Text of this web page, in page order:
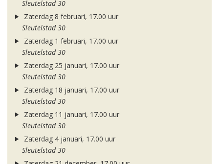
Sleutelstad 30
Zaterdag 8 februari, 17.00 uur
Sleutelstad 30
Zaterdag 1 februari, 17.00 uur
Sleutelstad 30
Zaterdag 25 januari, 17.00 uur
Sleutelstad 30
Zaterdag 18 januari, 17.00 uur
Sleutelstad 30
Zaterdag 11 januari, 17.00 uur
Sleutelstad 30
Zaterdag 4 januari, 17.00 uur
Sleutelstad 30